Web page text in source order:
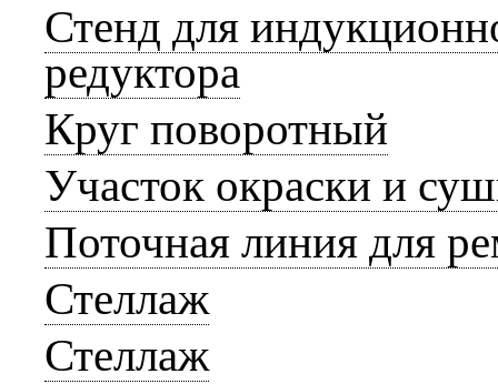
Стенд для
редуктора
Круг поворотный
Участок окраски и
Поточная линия для
Стеллаж
Стеллаж